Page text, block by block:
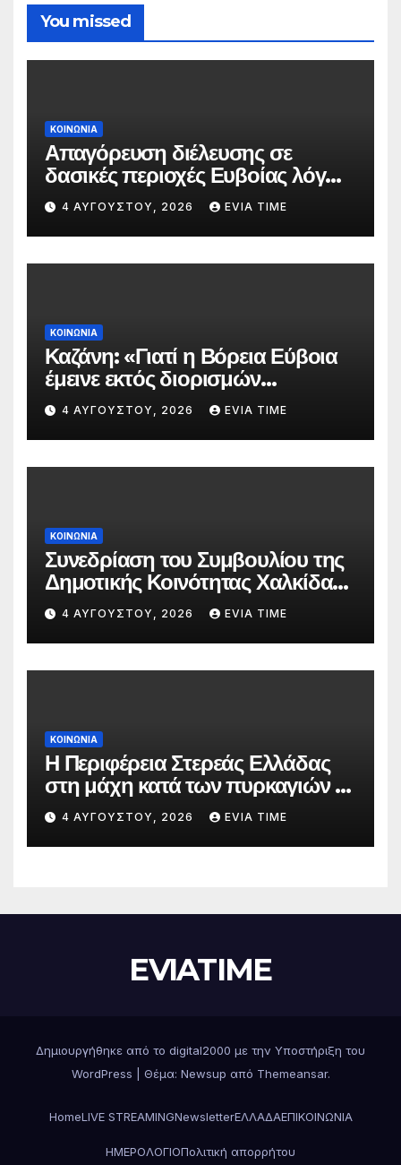
You missed
ΚΟΙΝΩΝΙΑ
Απαγόρευση διέλευσης σε
δασικές περιοχές Ευβοίας λόγω
πολύ υψηλού κινδύνου
πυρκαγιάς
4 ΑΥΓΟΎΣΤΟΥ, 2026 EVIA TIME
ΚΟΙΝΩΝΙΑ
Καζάνη: «Γιατί η Βόρεια Εύβοια
έμεινε εκτός διορισμών
δασκάλων;»
4 ΑΥΓΟΎΣΤΟΥ, 2026 EVIA TIME
ΚΟΙΝΩΝΙΑ
Συνεδρίαση του Συμβουλίου της
Δημοτικής Κοινότητας Χαλκίδας
την 5 Αυγούστου
4 ΑΥΓΟΎΣΤΟΥ, 2026 EVIA TIME
ΚΟΙΝΩΝΙΑ
Η Περιφέρεια Στερεάς Ελλάδας
στη μάχη κατά των πυρκαγιών –
Δράσεις και στήριξη σε πέντε
περιφερειακές ενότητες
4 ΑΥΓΟΎΣΤΟΥ, 2026 EVIA TIME
EVIATIME
Δημιουργήθηκε από το digital2000 με την Υποστήριξη του
WordPress
Θέμα: Newsup από Themeansar.
HomeLIVE STREAMINGNewsletterΕΛΛΑΔΑΕΠΙΚΟΙΝΩΝΙΑ
ΗΜΕΡΟΛΟΓΙΟΠολιτική απορρήτου